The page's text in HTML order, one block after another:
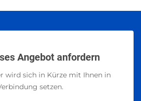
Angebot anfordern
wird sich in Kürze mit Ihnen in
setzen.